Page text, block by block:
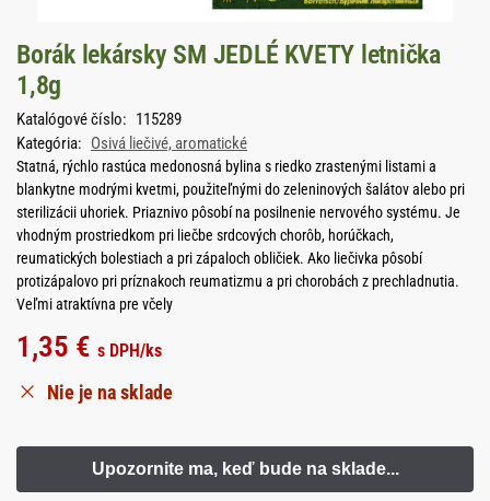
Borák lekársky SM JEDLÉ KVETY letnička
1,8g
Katalógové číslo: 115289
Kategória: Osivá liečivé, aromatické
Statná, rýchlo rastúca medonosná bylina s riedko zrastenými listami a
blankytne modrými kvetmi, použiteľnými do zeleninových šalátov alebo pri
sterilizácii uhoriek. Priaznivo pôsobí na posilnenie nervového systému. Je
vhodným prostriedkom pri liečbe srdcových chorôb, horúčkach,
reumatických bolestiach a pri zápaloch obličiek. Ako liečivka pôsobí
protizápalovo pri príznakoch reumatizmu a pri chorobách z prechladnutia.
Veľmi atraktívna pre včely
1,35 € s DPH/ks
Nie je na sklade